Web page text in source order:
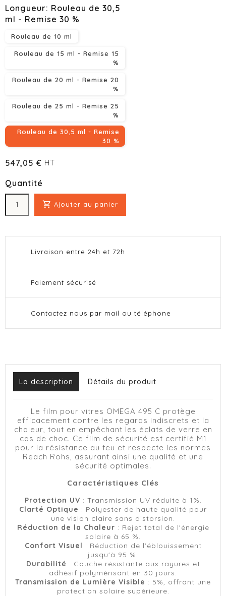
Longueur: Rouleau de 30,5
ml - Remise 30 %
Rouleau de 10 ml
Rouleau de 15 ml - Remise 15
%
Rouleau de 20 ml - Remise 20
%
Rouleau de 25 ml - Remise 25
%
Rouleau de 30,5 ml - Remise
30 %
547,05 € HT
Quantité
 Ajouter au panier
Livraison entre 24h et 72h
Paiement sécurisé
Contactez nous par mail ou téléphone
La description Détails du produit
Le film pour vitres OMEGA 495 C protège
efficacement contre les regards indiscrets et la
chaleur, tout en empêchant les éclats de verre en
cas de choc. Ce film de sécurité est certifié M1
pour la résistance au feu et respecte les normes
Reach Rohs, assurant ainsi une qualité et une
sécurité optimales.
Caractéristiques Clés
Protection UV : Transmission UV réduite à 1%.
Clarté Optique : Polyester de haute qualité pour
une vision claire sans distorsion.
Réduction de la Chaleur : Rejet total de l'énergie
solaire à 65 %.
Confort Visuel : Réduction de l'éblouissement
jusqu'à 95 %.
Durabilité : Couche résistante aux rayures et
adhésif polymérisant en 30 jours.
Transmission de Lumière Visible : 5%, offrant une
protection solaire supérieure.